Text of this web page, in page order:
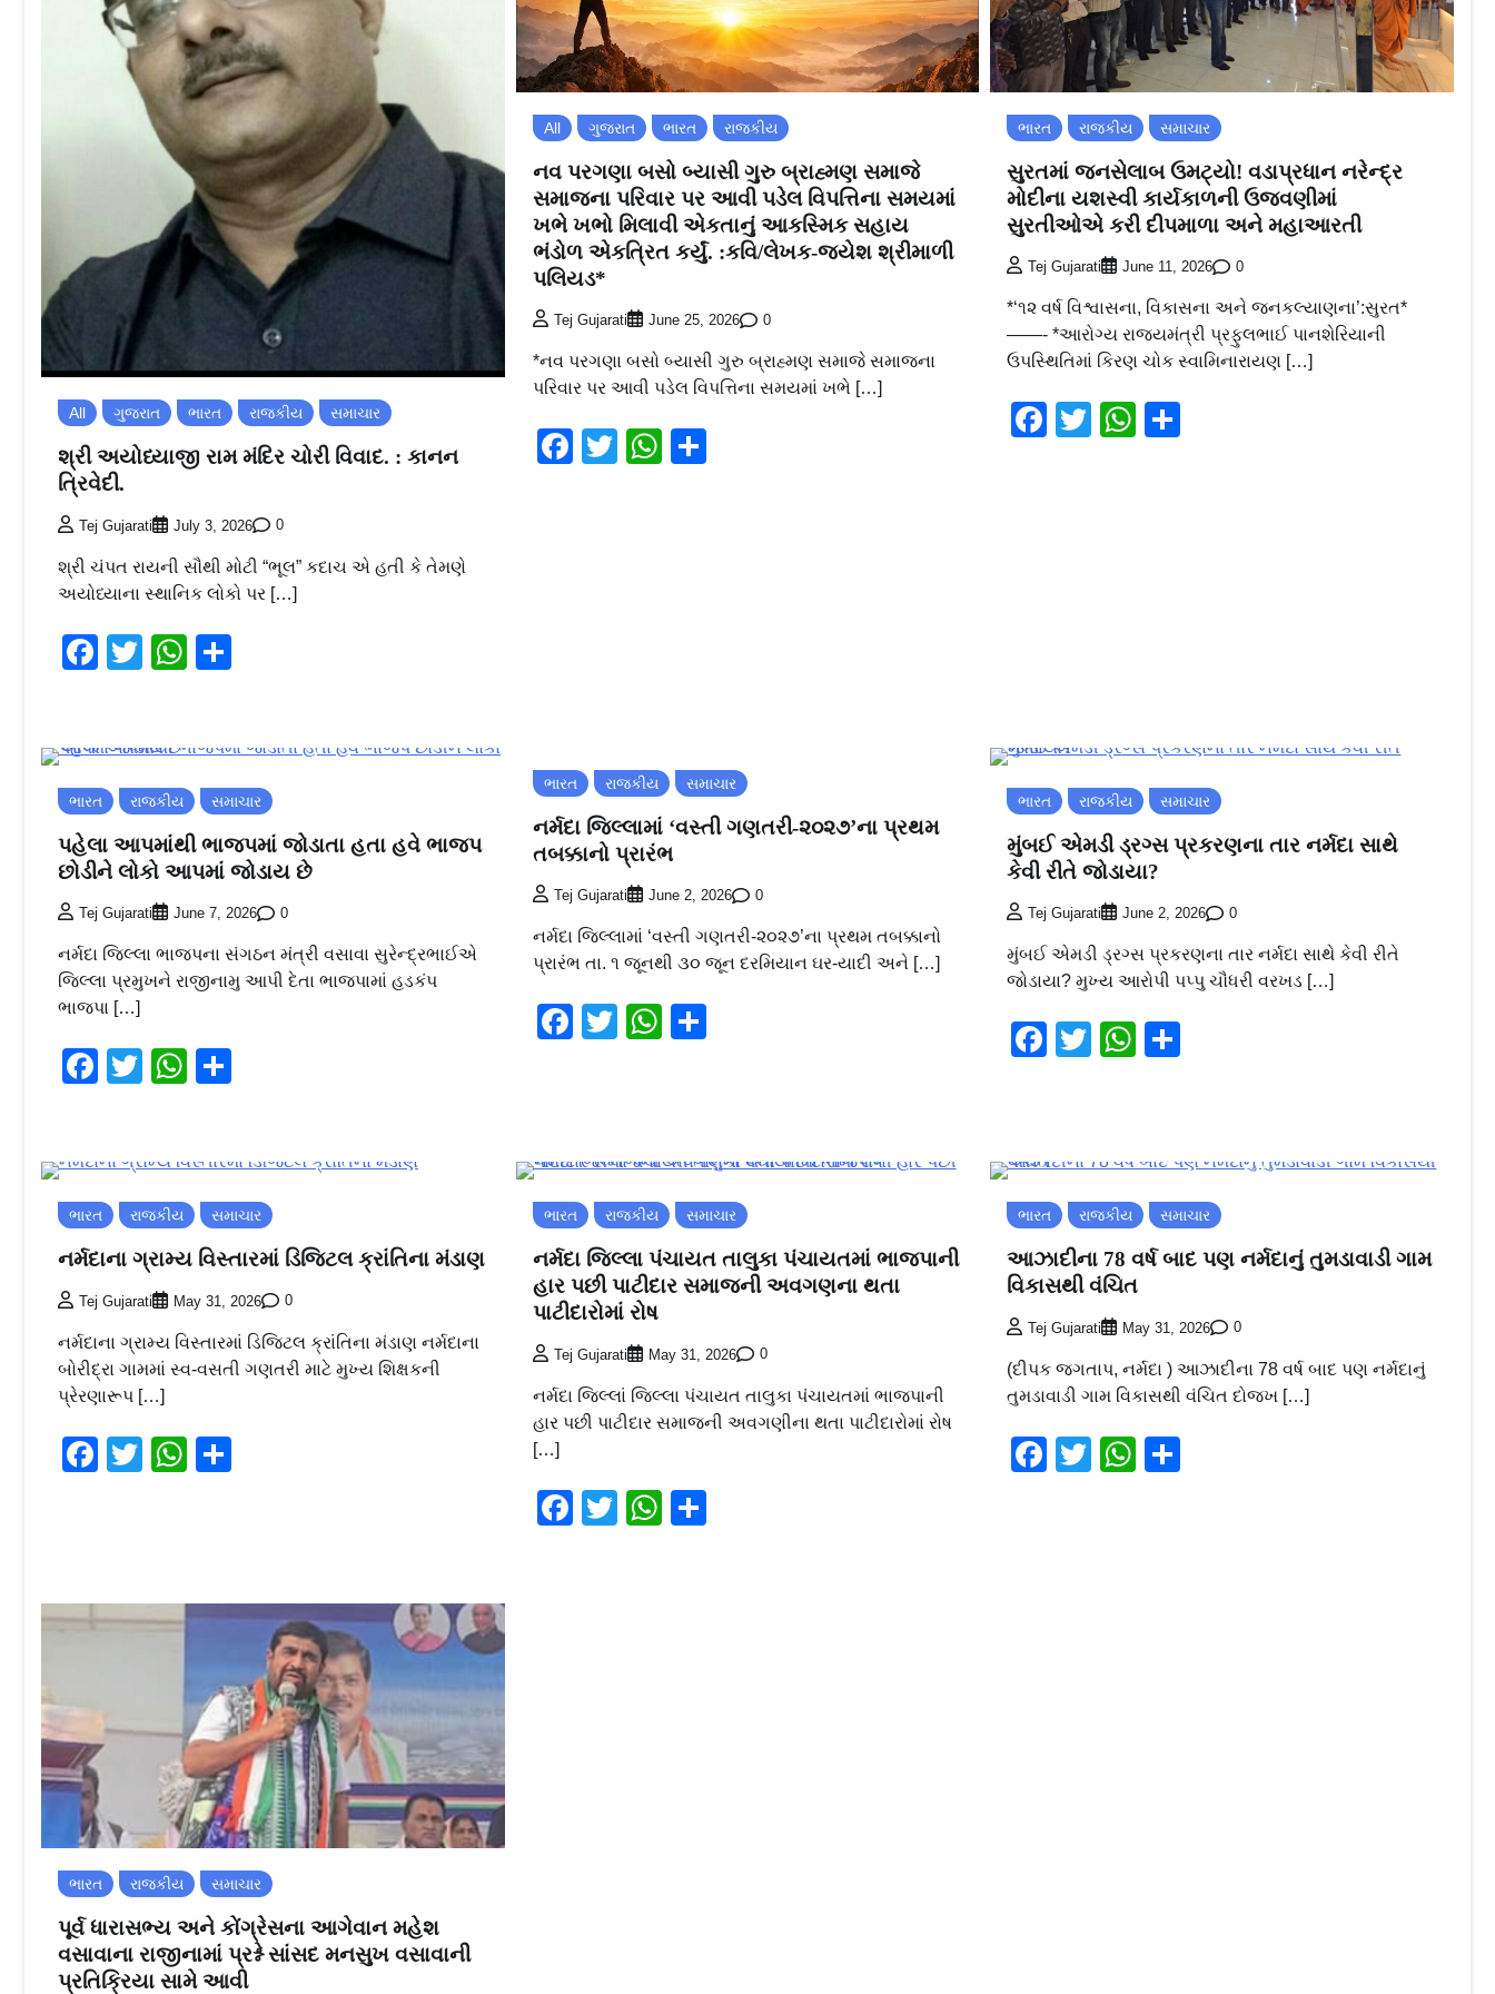
All ગુજરાત ભારત રાજકીય સમાચાર
શ્રી અયોધ્યાજી રામ મંદિર ચોરી વિવાદ. : કાનન
ત્રિવેદી.
Tej Gujarati July 3, 2026 0
શ્રી ચંપત રાયની સૌથી મોટી “ભૂલ” કદાચ એ હતી કે તેમણે
અયોધ્યાના સ્થાનિક લોકો પર […]
Facebook
TwitterWhatsApp
All ગુજરાત ભારત રાજકીય
નવ પરગણા બસો બ્યાસી ગુરુ બ્રાહ્મણ સમાજે
સમાજના પરિવાર પર આવી પડેલ વિપત્તિના સમયમાં
ખભે ખભો મિલાવી એકતાનું આકસ્મિક સહાય
ભંડોળ એકત્રિત કર્યું. :કવિ/લેખક-જયેશ શ્રીમાળી
પલિયડ*
Tej Gujarati June 25, 2026 0
*નવ પરગણા બસો બ્યાસી ગુરુ બ્રાહ્મણ સમાજે સમાજના
પરિવાર પર આવી પડેલ વિપત્તિના સમયમાં ખભે […]
Facebook
TwitterWhatsApp
ભારત રાજકીય સમાચાર
સુરતમાં જનસેલાબ ઉમટ્યો! વડાપ્રધાન નરેન્દ્ર
મોદીના યશસ્વી કાર્યકાળની ઉજવણીમાં
સુરતીઓએ કરી દીપમાળા અને મહાઆરતી
Tej Gujarati June 11, 2026 0
*‘૧૨ વર્ષ વિશ્વાસના, વિકાસના અને જનકલ્યાણના’:સુરત*
——- *આરોગ્ય રાજ્યમંત્રી પ્રફુલભાઈ પાનશેરિયાની
ઉપસ્થિતિમાં કિરણ ચોક સ્વામિનારાયણ […]
Facebook
TwitterWhatsApp
ભારત રાજકીય સમાચાર
પહેલા આપમાંથી ભાજપમાં જોડાતા હતા હવે ભાજપ
છોડીને લોકો આપમાં જોડાય છે
Tej Gujarati June 7, 2026 0
નર્મદા જિલ્લા ભાજપના સંગઠન મંત્રી વસાવા સુરેન્દ્રભાઈએ
જિલ્લા પ્રમુખને રાજીનામુ આપી દેતા ભાજપામાં હડકંપ
ભાજપા […]
Facebook
TwitterWhatsApp
ભારત રાજકીય સમાચાર
નર્મદા જિલ્લામાં ‘વસ્તી ગણતરી-૨૦૨૭’ના પ્રથમ
તબક્કાનો પ્રારંભ
Tej Gujarati June 2, 2026 0
નર્મદા જિલ્લામાં ‘વસ્તી ગણતરી-૨૦૨૭’ના પ્રથમ તબક્કાનો
પ્રારંભ તા. ૧ જૂનથી ૩૦ જૂન દરમિયાન ઘર-યાદી અને […]
Facebook
TwitterWhatsApp
ભારત રાજકીય સમાચાર
મુંબઈ એમડી ડ્રગ્સ પ્રકરણના તાર નર્મદા સાથે
કેવી રીતે જોડાયા?
Tej Gujarati June 2, 2026 0
મુંબઈ એમડી ડ્રગ્સ પ્રકરણના તાર નર્મદા સાથે કેવી રીતે
જોડાયા? મુખ્ય આરોપી પપ્પુ ચૌધરી વરખડ […]
Facebook
TwitterWhatsApp
ભારત રાજકીય સમાચાર
નર્મદાના ગ્રામ્ય વિસ્તારમાં ડિજિટલ ક્રાંતિના મંડાણ
Tej Gujarati May 31, 2026 0
નર્મદાના ગ્રામ્ય વિસ્તારમાં ડિજિટલ ક્રાંતિના મંડાણ નર્મદાના
બોરીદ્રા ગામમાં સ્વ-વસતી ગણતરી માટે મુખ્ય શિક્ષકની
પ્રેરણારૂપ […]
Facebook
TwitterWhatsApp
ભારત રાજકીય સમાચાર
નર્મદા જિલ્લા પંચાયત તાલુકા પંચાયતમાં ભાજપાની
હાર પછી પાટીદાર સમાજની અવગણના થતા
પાટીદારોમાં રોષ
Tej Gujarati May 31, 2026 0
નર્મદા જિલ્લાં જિલ્લા પંચાયત તાલુકા પંચાયતમાં ભાજપાની
હાર પછી પાટીદાર સમાજની અવગણીના થતા પાટીદારોમાં રોષ
[…]
Facebook
TwitterWhatsApp
ભારત રાજકીય સમાચાર
આઝાદીના 78 વર્ષ બાદ પણ નર્મદાનું તુમડાવાડી ગામ
વિકાસથી વંચિત
Tej Gujarati May 31, 2026 0
(દીપક જગતાપ, નર્મદા ) આઝાદીના 78 વર્ષ બાદ પણ નર્મદાનું
તુમડાવાડી ગામ વિકાસથી વંચિત દોજખ […]
Facebook
TwitterWhatsApp
ભારત રાજકીય સમાચાર
પૂર્વ ધારાસભ્ય અને કોંગ્રેસના આગેવાન મહેશ
વસાવાના રાજીનામાં પ્રશ્ને સાંસદ મનસુખ વસાવાની
પ્રતિક્રિયા સામે આવી